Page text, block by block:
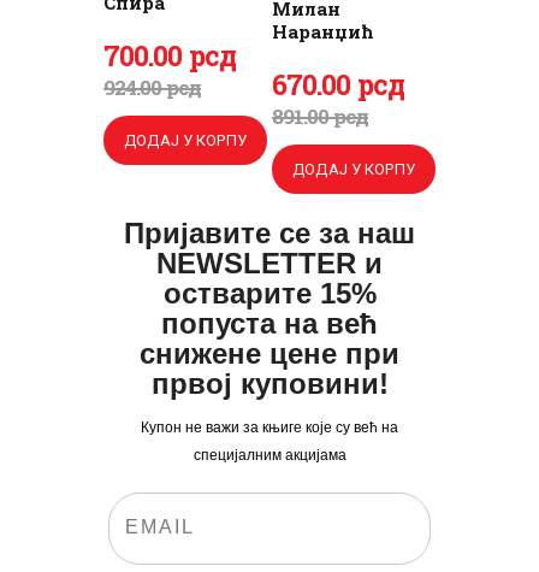
924.00рсд
Оригинална
цена
је
била:
700.00 рсд
Тренутна
цена
је:
700.
рсд.
ДОДАЈ У КОРПУ
Милан
Наранџић
891.00рсд
Оригинална
цена
је
била:
891
0
0
рсд.
670.00 рсд
Тренутна
цена
је:
670.
0
0
рсд.
ДОДАЈ У КОРПУ
Пријавите се за наш
NEWSLETTER и
остварите 15%
попуста на већ
снижене цене при
првој куповини!
Купон не важи за књиге које су већ на
специјалним акцијама
ПРИЈАВА